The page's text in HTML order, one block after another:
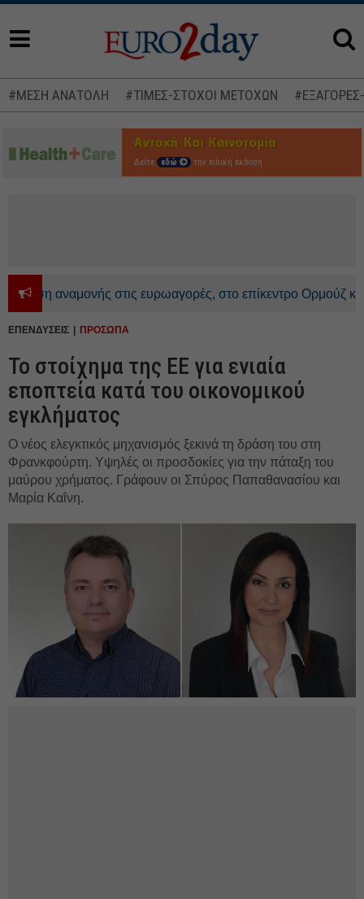
#ΜΕΣΗ ΑΝΑΤΟΛΗ #ΤΙΜΕΣ-ΣΤΟΧΟΙ ΜΕΤΟΧΩΝ
Δείτε εδώ την ειδική έκδοση
αναμονής στις ευρωαγορές, στο επίκεντρο Ορμούζ και AI -
ΕΠΕΝΔΥΣΕΙΣ ΠΡΟΣΩΠΑ
Το στοίχημα της ΕΕ για ενιαία
εποπτεία κατά του οικονομικού
εγκλήματος
Ο νέος ελεγκτικός μηχανισμός ξεκινά τη δράση του στη
Φρανκφούρτη. Υψηλές οι προσδοκίες για την πάταξη του
μαύρου χρήματος. Γράφουν οι Σπύρος Παπαθανασίου και
Μαρία Καΐνη.